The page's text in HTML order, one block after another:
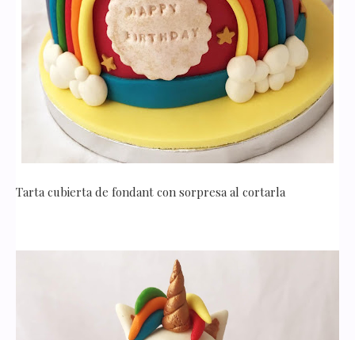
Tarta cubierta de fondant con sorpresa al cortarla